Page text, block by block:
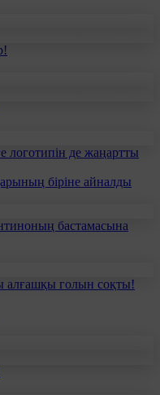
логотипін де жаңартты
біріне айналды
бастамасына
алғашқы голын соқты!